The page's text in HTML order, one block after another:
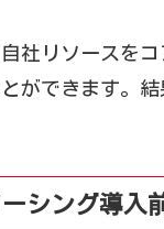
社リソースを
ができます。
シング導入